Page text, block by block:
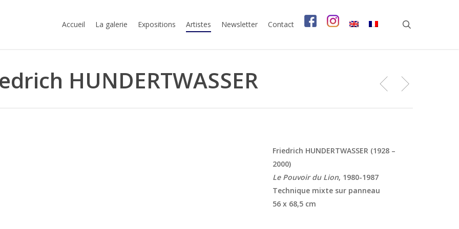
Accueil La galerie Expositions Artistes Newsletter Contact
HUNDERTWASSER
Friedrich HUNDERTWASSER (1928 –
2000)
Le Pouvoir du Lion, 1980-1987
Technique mixte sur panneau
56 x 68,5 cm